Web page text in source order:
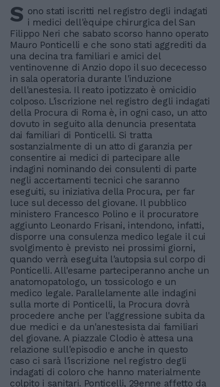
S ono stati iscritti nel registro degli indagati
i medici dell'èquipe chirurgica del San
Filippo Neri che sabato scorso hanno operato
Mauro Ponticelli e che sono stati aggrediti da
una decina tra familiari e amici del
ventinovenne di Anzio dopo il suo dececesso
in sala operatoria durante l'induzione
dell'anestesia. Il reato ipotizzato è omicidio
colposo. L'iscrizione nel registro degli indagati
della Procura di Roma è, in ogni caso, un atto
dovuto in seguito alla denuncia presentata
dai familiari di Ponticelli. Si tratta
sostanzialmente di un atto di garanzia per
consentire ai medici di partecipare alle
indagini nominando dei consulenti di parte
negli accertamenti tecnici che saranno
eseguiti, su iniziativa della Procura, per far
luce sul decesso del giovane. Il pubblico
ministero Francesco Polino e il procuratore
aggiunto Leonardo Frisani, intendono, infatti,
disporre una consulenza medico legale il cui
svolgimento è previsto nei prossimi giorni,
quando verrà eseguita l'autopsia sul corpo di
Ponticelli. All'esame parteciperanno anche un
anatomopatologo, un tossicologo e un
medico legale. Parallelamente alle indagini
sulla morte di Ponticelli, la Procura dovrà
procedere anche per l'aggressione subita da
due medici e da un'anestesista dai familiari
del giovane. A piazzale Clodio è attesa una
relazione sull'episodio e anche in questo
caso ci sarà l'iscrizione nel registro degli
indagati di coloro che hanno materialmente
colpito i sanitari. Ponticelli, 29enne affetto da